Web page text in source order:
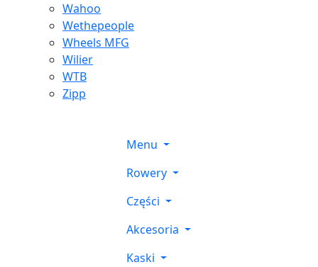
Wahoo
Wethepeople
Wheels MFG
Wilier
WTB
Zipp
Menu
Rowery
Części
Akcesoria
Kaski